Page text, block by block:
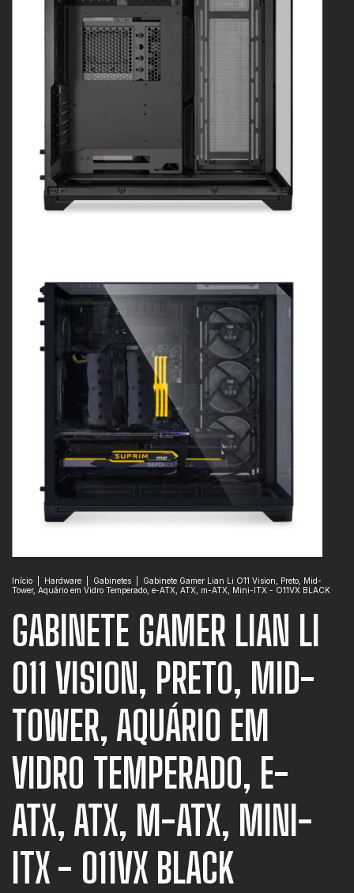
Início Hardware Gabinetes
Gabinete Gamer Lian Li O11 Vision, Preto, Mid-
Tower, Aquário em Vidro Temperado, e-ATX, ATX, m-ATX, Mini-ITX - O11VX BLACK
GABINETE GAMER LIAN LI
O11 VISION, PRETO, MID-
TOWER, AQUÁRIO EM
VIDRO TEMPERADO, E-
ATX, ATX, M-ATX, MINI-
ITX - O11VX BLACK